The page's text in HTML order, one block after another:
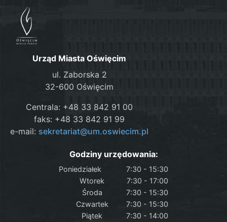
Urząd Miasta Oświęcim
ul. Zaborska 2
32-600 Oświęcim
Centrala: +48 33 842 91 00
faks: +48 33 842 91 99
e-mail: sekretariat@um.oswiecim.pl
Godziny urzędowania:
Poniedziałek
7:30 - 15:30
Wtorek
7:30 - 17:00
Środa
7:30 - 15:30
Czwartek
7:30 - 15:30
Piątek
7:30 - 14:00